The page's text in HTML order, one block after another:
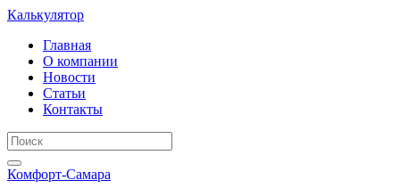
Калькулятор
Главная
О компании
Новости
Статьи
Контакты
Комфорт-Самара